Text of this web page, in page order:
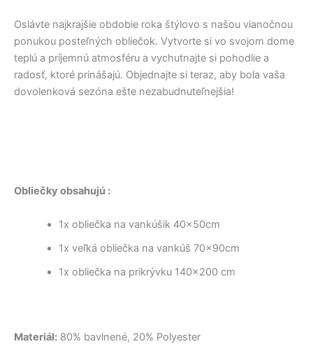
Oslávte najkrajšie obdobie roka štýlovo s našou vianočnou
ponukou posteľných obliečok. Vytvorte si vo svojom dome
teplú a príjemnú atmosféru a vychutnajte si pohodlie a
radosť, ktoré prinášajú. Objednajte si teraz, aby bola vaša
dovolenková sezóna ešte nezabudnuteľnejšia!
Obliečky obsahujú :
1x obliečka na vankúšik 40x50cm
1x veľká obliečka na vankúš 70x90cm
1x obliečka na prikrývku 140×200 cm
Materiál: 80% bavlnené, 20% Polyester